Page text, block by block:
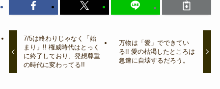
7/5は終わりじゃなく「始
まり」!! 権威時代はとっく
に終了しており、発想尊重
の時代に変わってる!!
万物は「愛」でできてい
る!! 愛の枯渇したところは
急速に自壊するだろう。